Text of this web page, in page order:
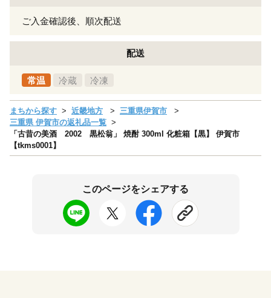
ご入金確認後、順次配送
配送
常温 冷蔵 冷凍
まちから探す 近畿地方
三重県伊賀市
三重県 伊賀市の返礼品一覧
「古昔の美酒 2002 黒松翁」 焼酎 300ml 化粧箱【黒】 伊賀市
【tkms0001】
このページをシェアする